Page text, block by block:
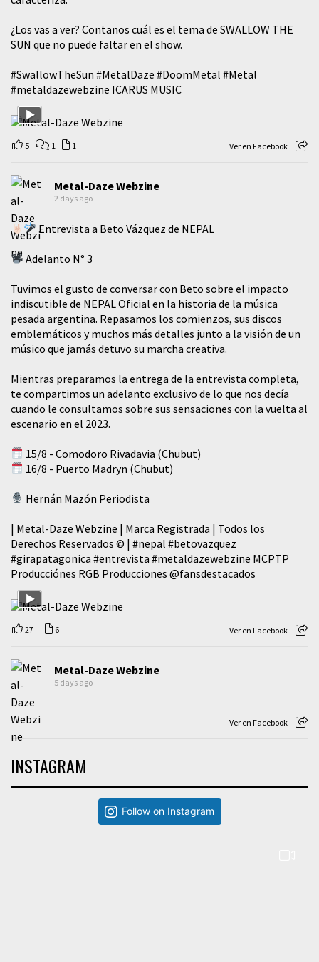
¿Los vas a ver? Contanos cuál es el tema de SWALLOW THE
SUN que no puede faltar en el show.
#SwallowTheSun #MetalDaze #DoomMetal #Metal
#metaldazewebzine ICARUS MUSIC
5 1 1 Ver en Facebook
Metal-Daze Webzine
2 days ago
Entrevista a Beto Vázquez de NEPAL
Adelanto N° 3
Tuvimos el gusto de conversar con Beto sobre el impacto
indiscutible de NEPAL Oficial en la historia de la música
pesada argentina. Repasamos los comienzos, sus discos
emblemáticos y muchos más detalles junto a la visión de un
músico que jamás detuvo su marcha creativa.
Mientras preparamos la entrega de la entrevista completa,
te compartimos un adelanto exclusivo de lo que nos decía
cuando le consultamos sobre sus sensaciones con la vuelta al
escenario en el 2023.
15/8 - Comodoro Rivadavia (Chubut)
16/8 - Puerto Madryn (Chubut)
Hernán Mazón Periodista
| Metal-Daze Webzine | Marca Registrada | Todos los
Derechos Reservados © | #nepal #betovazquez
#girapatagonica #entrevista #metaldazewebzine MCPTP
Producciónes RGB Producciones @fansdestacados
27 6 Ver en Facebook
Metal-Daze Webzine
5 days ago
Ver en Facebook
INSTAGRAM
Follow on Instagram